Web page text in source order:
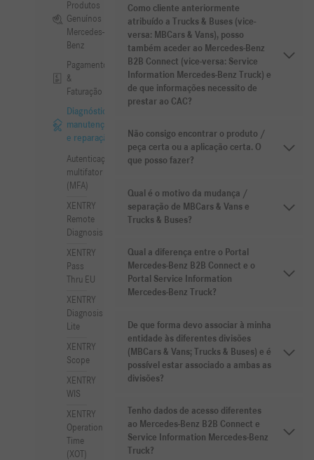
Produtos
Genuínos
Mercedes-
Benz
Pagamento
&
Faturação
Diagnóstico,
manutenção
e reparação
Autenticação
multifator
(MFA)
XENTRY
Remote
Diagnosis
XENTRY
Pass
Thru EU
XENTRY
Diagnosis
Lite
XENTRY
Scope
XENTRY
WIS
XENTRY
Operation
Time
(XOT)
Como cliente anteriormente
atribuído a Trucks & Buses (vice-
versa: MBCars & Vans), posso
também aceder ao Mercedes-Benz
B2B Connect (vice-versa: Service
Information Mercedes-Benz Truck) e
de que informações necessito de
prestar ao CAC?
Não consigo encontrar o produto /
peça certa ou a aplicação certa. O
que posso fazer?
Qual é o motivo da mudança /
separação de MBCars & Vans e
Trucks & Buses?
Qual a diferença entre o Portal
Mercedes-Benz B2B Connect e o
Portal Service Information
Mercedes-Benz Truck?
De que forma devo associar à minha
entidade às diferentes divisões
(MBCars & Vans; Trucks & Buses) e é
possível estar associado a ambas as
divisões?
Tenho dados de acesso diferentes
ao Mercedes-Benz B2B Connect e
Service Information Mercedes-Benz
Truck?